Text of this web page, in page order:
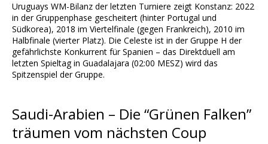
Uruguays WM-Bilanz der letzten Turniere zeigt Konstanz: 2022
in der Gruppenphase gescheitert (hinter Portugal und
Südkorea), 2018 im Viertelfinale (gegen Frankreich), 2010 im
Halbfinale (vierter Platz). Die Celeste ist in der Gruppe H der
gefährlichste Konkurrent für Spanien – das Direktduell am
letzten Spieltag in Guadalajara (02:00 MESZ) wird das
Spitzenspiel der Gruppe.
Saudi-Arabien – Die “Grünen Falken”
träumen vom nächsten Coup